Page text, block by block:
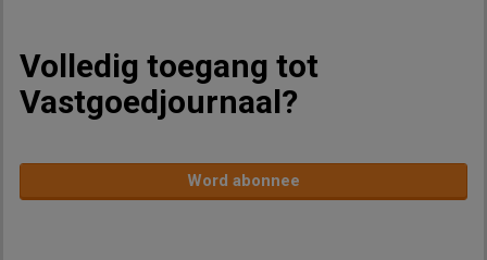
Volledig toegang tot
Vastgoedjournaal?
Word abonnee